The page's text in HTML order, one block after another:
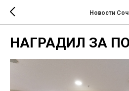
Новости
НАГРАДИЛ ЗА